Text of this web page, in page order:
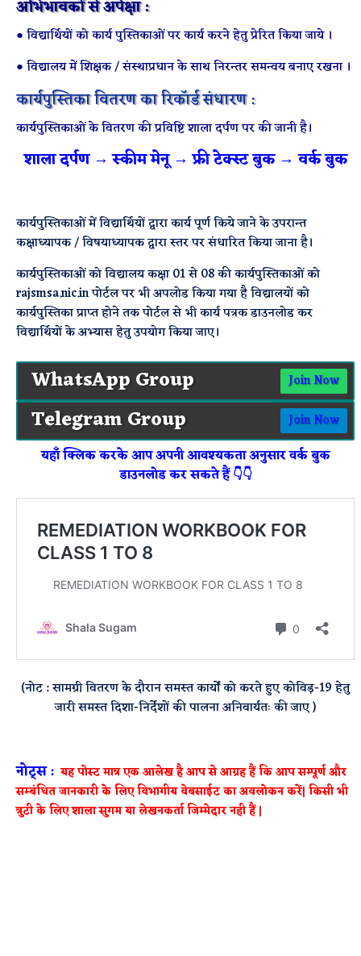
अभिभावकों से अपेक्षा :
● विद्यार्थियों को कार्य पुस्तिकाओं पर कार्य करने हेतु प्रेरित किया जाये ।
● विद्यालय में शिक्षक / संस्थाप्रधान के साथ निरन्तर समन्वय बनाए रखना ।
कार्यपुस्तिका वितरण का रिकॉर्ड संधारण :
कार्यपुस्तिकाओं के वितरण की प्रविष्टि शाला दर्पण पर की जानी है।
शाला दर्पण → स्कीम मेनू → फ्री टेक्स्ट बुक → वर्क बुक
कार्यपुस्तिकाओं में विद्यार्थियों द्वारा कार्य पूर्ण किये जाने के उपरान्त
कक्षाध्यापक / विषयाध्यापक द्वारा स्तर पर संधारित किया जाना है।
कार्यपुस्तिकाओं को विद्यालय कक्षा 01 से 08 की कार्यपुस्तिकाओं को
rajsmsa.nic.in पोर्टल पर भी अपलोड किया गया है विद्यालयों को
कार्यपुस्तिका प्राप्त होने तक पोर्टल से भी कार्य पत्रक डाउनलोड कर
विद्यार्थियों के अभ्यास हेतु उपयोग किया जाए।
WhatsApp Group Join Now
Telegram Group
Join Now
यहाँ क्लिक करके आप अपनी आवश्यकता अनुसार वर्क बुक
डाउनलोड कर सकते हैं 👇👇
(नोट : सामग्री वितरण के दौरान समस्त कार्यों को करते हुए कोविड़-19 हेतु
जारी समस्त दिशा-निर्देशों की पालना अनिवार्यतः की जाए )
नोट्स : यह पोस्ट मात्र एक आलेख है आप से आग्रह हैं कि आप सम्पूर्ण और
सम्बंधित जानकारी के लिए विभागीय वेबसाईट का अवलोकन करें| किसी भी
त्रुटी के लिए शाला सुगम या लेखनकर्ता जिम्मेदार नही हैं |